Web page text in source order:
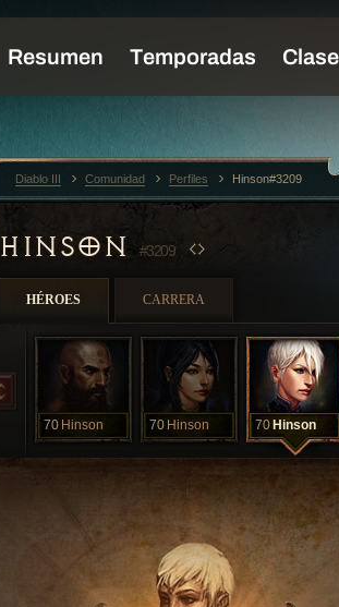
HINSON #3209
HÉROES CARRERA
70 Hinson 70 Hinson 70 Hinson
Diablo III Comunidad Perfiles Hinson#3209